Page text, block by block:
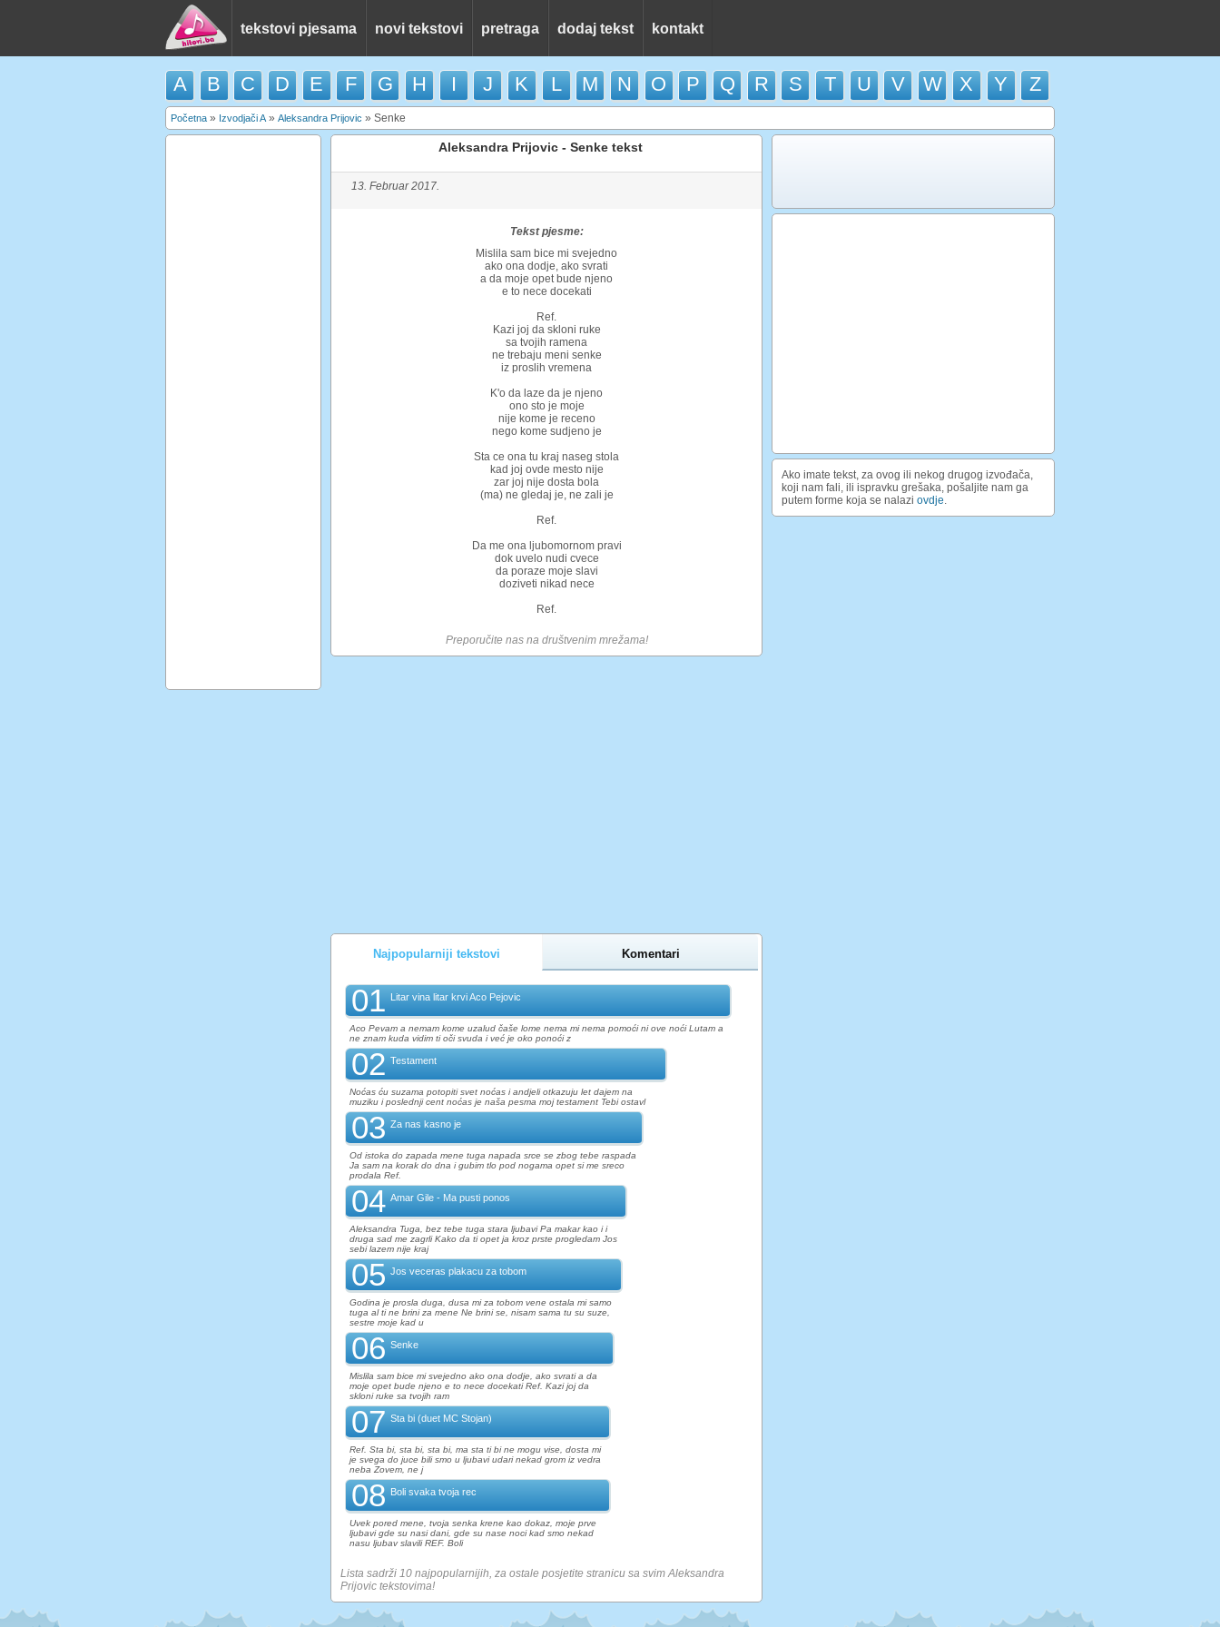
tekstovi pjesama novi tekstovi pretraga dodaj tekst kontakt
A B C D E F G H I J K L M N O P Q R S T U V W X Y Z
Početna » Izvodjači A» Aleksandra Prijovic » Senke
Aleksandra Prijovic - Senke tekst
13. Februar 2017.
Tekst pjesme:
Mislila sam bice mi svejedno
ako ona dodje, ako svrati
a da moje opet bude njeno
e to nece docekati
Ref.
Kazi joj da skloni ruke
sa tvojih ramena
ne trebaju meni senke
iz proslih vremena
K'o da laze da je njeno
ono sto je moje
nije kome je receno
nego kome sudjeno je
Sta ce ona tu kraj naseg stola
kad joj ovde mesto nije
zar joj nije dosta bola
(ma) ne gledaj je, ne zali je
Ref.
Da me ona ljubomornom pravi
dok uvelo nudi cvece
da poraze moje slavi
doziveti nikad nece
Ref.
Preporučite nas na društvenim mrežama!
Najpopularniji tekstovi Komentari
01 Litar vina litar krvi Aco Pejovic
Aco Pevam a nemam kome uzalud čaše lome nema mi nema pomoći ni ove noći Lutam a
ne znam kuda vidim ti oči svuda i već je oko ponoći z
02 Testament
Noćas ću suzama potopiti svet noćas i andjeli otkazuju let dajem na
muziku i poslednji cent noćas je naša pesma moj testament Tebi ostavl
03 Za nas kasno je
Od istoka do zapada mene tuga napada srce se zbog tebe raspada
Ja sam na korak do dna i gubim tlo pod nogama opet si me sreco
prodala Ref.
04 Amar Gile - Ma pusti ponos
Aleksandra Tuga, bez tebe tuga stara ljubavi Pa makar kao i i
druga sad me zagrli Kako da ti opet ja kroz prste progledam Jos
sebi lazem nije kraj
05 Jos veceras plakacu za tobom
Godina je prosla duga, dusa mi za tobom vene ostala mi samo
tuga al ti ne brini za mene Ne brini se, nisam sama tu su suze,
sestre moje kad u
06 Senke
Mislila sam bice mi svejedno ako ona dodje, ako svrati a da
moje opet bude njeno e to nece docekati Ref. Kazi joj da
skloni ruke sa tvojih ram
07 Sta bi (duet MC Stojan)
Ref. Sta bi, sta bi, sta bi, ma sta ti bi ne mogu vise, dosta mi
je svega do juce bili smo u ljubavi udari nekad grom iz vedra
neba Zovem, ne j
08 Boli svaka tvoja rec
Uvek pored mene, tvoja senka krene kao dokaz, moje prve
ljubavi gde su nasi dani, gde su nase noci kad smo nekad
nasu ljubav slavili REF. Boli
Lista sadrži 10 najpopularnijih, za ostale posjetite stranicu sa svim Aleksandra
Prijovic tekstovima!
Ako imate tekst, za ovog ili nekog drugog izvođača,
koji nam fali, ili ispravku grešaka, pošaljite nam ga
putem forme koja se nalazi ovdje.